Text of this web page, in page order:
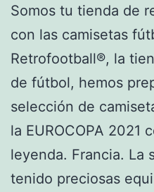
Somos tu tienda de
con las camisetas
Retrofootball®, la
de fútbol, hemos
selección de
la EUROCOPA 2021
leyenda. Francia. La
tenido preciosas